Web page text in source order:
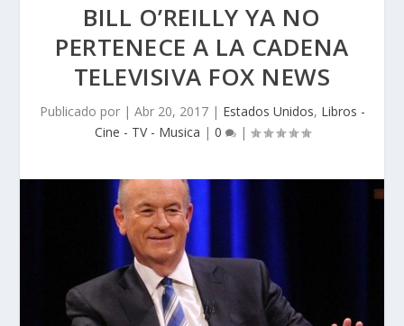
BILL O’REILLY YA NO
PERTENECE A LA CADENA
TELEVISIVA FOX NEWS
Publicado por | Abr 20, 2017| Estados Unidos, Libros -
Cine - TV - Musica | 0 |